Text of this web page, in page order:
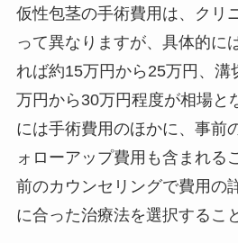
仮性包茎の手術費用は、クリ
って異なりますが、具体的に
れば約15万円から25万円、溝
万円から30万円程度が相場と
には手術費用のほかに、事前
ォローアップ費用も含まれる
前のカウンセリングで費用の
に合った治療法を選択するこ